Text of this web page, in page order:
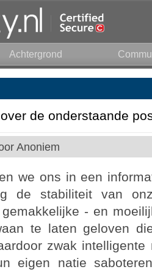
Achtergrond
de onderstaande
Anoniem
we ons in een
de stabiliteit van
- en
te laten geloven
zwak
eigen natie